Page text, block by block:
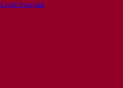
Login Spaggiari